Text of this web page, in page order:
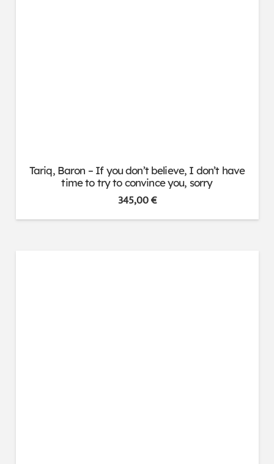
Tariq, Baron – If you don’t believe, I don’t have
time to try to convince you, sorry
345,00€